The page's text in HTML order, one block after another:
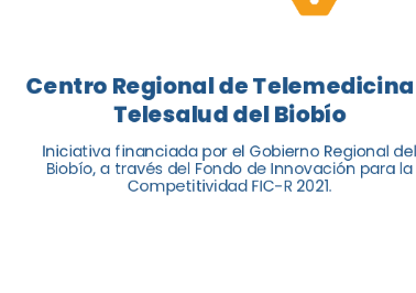
Centro Regional de
Telesalud del Biobío
Iniciativa financiada por el Gobierno Regional del
Biobío, a través del Fondo de Innovación para la
Competitividad FIC-R 2021.